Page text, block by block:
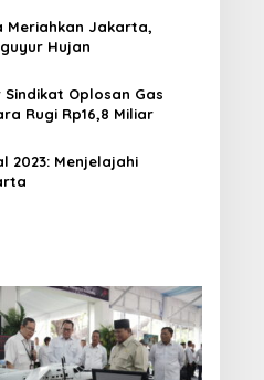
Meriahkan Jakarta,
Hujan
Oplosan Gas
Rugi Rp16,8 Miliar
2023: Menjelajahi